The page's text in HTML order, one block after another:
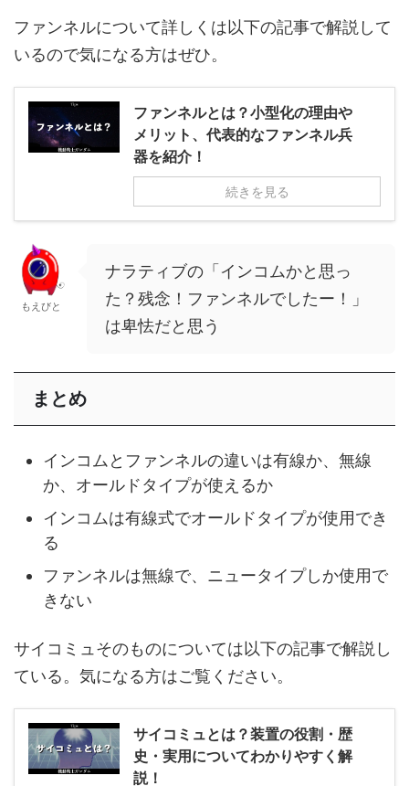
ファンネルについて詳しくは以下の記事で解説して
いるので気になる方はぜひ。
ファンネルとは？小型化の理由や
メリット、代表的なファンネル兵
器を紹介！
続きを見る
もえびと
ナラティブの「インコムかと思っ
た？残念！ファンネルでしたー！」
は卑怯だと思う
まとめ
インコムとファンネルの違いは有線か、無線
か、オールドタイプが使えるか
インコムは有線式でオールドタイプが使用でき
る
ファンネルは無線で、ニュータイプしか使用で
きない
サイコミュそのものについては以下の記事で解説し
ている。気になる方はご覧ください。
サイコミュとは？装置の役割・歴
史・実用についてわかりやすく解
説！